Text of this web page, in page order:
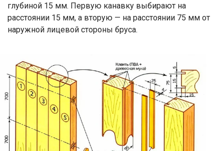
глубиной 15 мм. Первую канавку выбирают на
расстоянии 15 мм, а вторую — на расстоянии 75 мм от
наружной лицевой стороны бруса.